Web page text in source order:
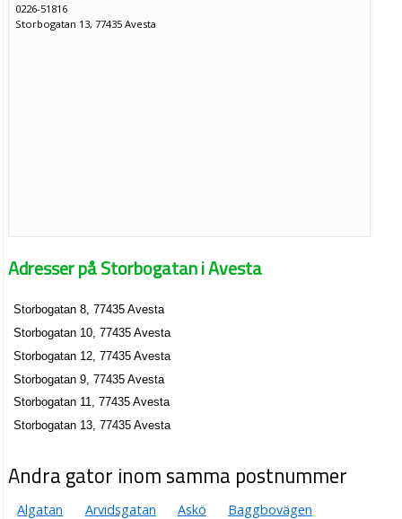
0226-51816
Storbogatan 13, 77435 Avesta
Adresser på Storbogatan i Avesta
Storbogatan 8, 77435 Avesta
Storbogatan 10, 77435 Avesta
Storbogatan 12, 77435 Avesta
Storbogatan 9, 77435 Avesta
Storbogatan 11, 77435 Avesta
Storbogatan 13, 77435 Avesta
Andra gator inom samma postnummer
Algatan Arvidsgatan Askö
Baggbovägen